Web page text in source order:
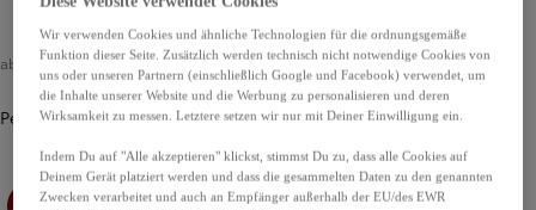
Ash Grey Metallic / BlackMetal Stream Silver Metallic / Black
ab 790,00 €
Pearl Bi-Color
Wir verwenden Cookies und ähnliche Technologien für die ordnungsgemäße
Funktion dieser Seite. Zusätzlich werden technisch nicht notwendige Cookies von
uns oder unseren Partnern (einschließlich Google und Facebook) verwendet, um
die Inhalte unserer Website und die Werbung zu personalisieren und deren
Wirksamkeit zu messen. Letztere setzen wir nur mit Deiner Einwilligung ein.
Indem Du auf "Alle akzeptieren" klickst, stimmst Du zu, dass alle Cookies auf
Deinem Gerät platziert werden und dass die gesammelten Daten zu den genannten
Zwecken verarbeitet und auch an Empfänger außerhalb der EU/des EWR